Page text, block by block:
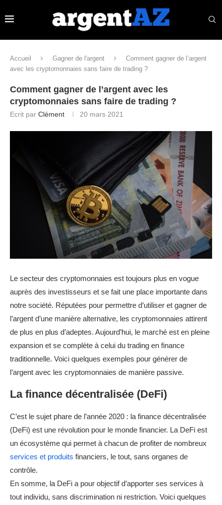
Accueil Gagner de l'argent
Comment gagner de l’argent
avec les cryptomonnaies sans faire de trading ?
Comment gagner de l’argent avec les
cryptomonnaies sans faire de trading ?
Ecrit par Clément 20 mars 2021
Le secteur des cryptomonnaies est toujours plus en vogue
auprès des investisseurs et se fait une place importante dans
notre société. Réputées pour permettre d’utiliser et gagner de
l’argent d’une manière alternative, les cryptomonnaies attirent
de plus en plus d’adeptes. Aujourd’hui, le marché est en pleine
expansion et se complète à celui du trading en finance
traditionnelle. Voici quelques exemples pour générer de
l’argent avec les cryptomonnaies de manière passive.
La finance décentralisée (DeFi)
C’est le sujet phare de l’année 2020 : la finance décentralisée
(DeFi) est une révolution pour le monde financier. La DeFi est
un écosystème qui permet à chacun de profiter de nombreux
services et produits financiers, le tout, sans organes de
contrôle.
En somme, la DeFi a pour objectif d’apporter ses services à
tout individu, sans discrimination ni restriction. Voici quelques